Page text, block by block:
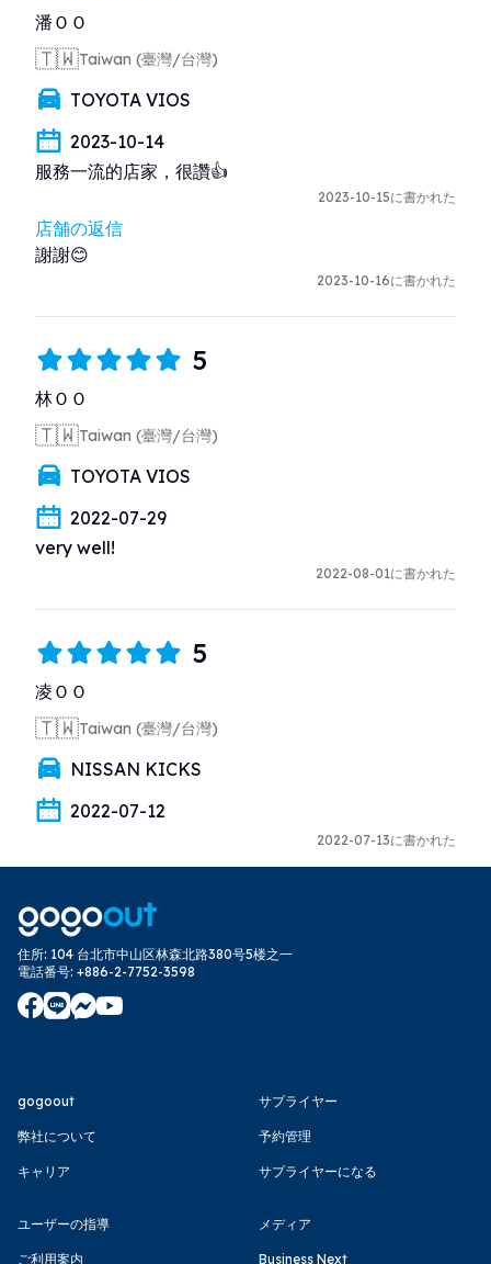
潘ＯＯ
🇹🇼Taiwan (臺灣/台灣)
TOYOTA VIOS
2023-10-14
服務一流的店家，很讚👍
2023-10-15に書かれた
店舗の返信
謝謝😊
2023-10-16に書かれた
5
林ＯＯ
🇹🇼Taiwan (臺灣/台灣)
TOYOTA VIOS
2022-07-29
very well!
2022-08-01に書かれた
5
凌ＯＯ
🇹🇼Taiwan (臺灣/台灣)
NISSAN KICKS
2022-07-12
2022-07-13に書かれた
住所: 104 台北市中山区林森北路380号5楼之一
電話番号: +886-2-7752-3598
gogoout
弊社について
キャリア
サプライヤー
予約管理
サプライヤーになる
ユーザーの指導
ご利用案内
メディア
Business Next